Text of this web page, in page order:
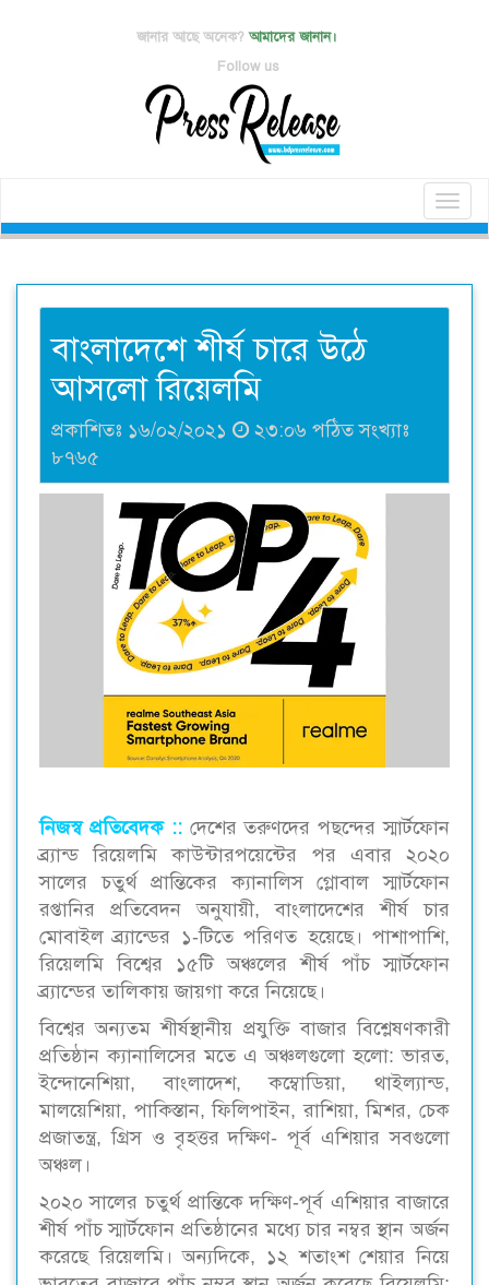
জানার আছে অনেক? আমাদের জানান।
Follow us
বাংলাদেশে শীর্ষ চারে উঠে
আসলো রিয়েলমি
প্রকাশিতঃ ১৬/০২/২০২১
২৩:০৬ পঠিত সংখ্যাঃ
৮৭৬৫
নিজস্ব প্রতিবেদক :: দেশের তরুণদের পছন্দের স্মার্টফোন
ব্র্যান্ড রিয়েলমি কাউন্টারপয়েন্টের পর এবার ২০২০
সালের চতুর্থ প্রান্তিকের ক্যানালিস গ্লোবাল স্মার্টফোন
রপ্তানির প্রতিবেদন অনুযায়ী, বাংলাদেশের শীর্ষ চার
মোবাইল ব্র্যান্ডের ১-টিতে পরিণত হয়েছে। পাশাপাশি,
রিয়েলমি বিশ্বের ১৫টি অঞ্চলের শীর্ষ পাঁচ স্মার্টফোন
ব্র্যান্ডের তালিকায় জায়গা করে নিয়েছে।
বিশ্বের অন্যতম শীর্ষস্থানীয় প্রযুক্তি বাজার বিশ্লেষণকারী
প্রতিষ্ঠান ক্যানালিসের মতে এ অঞ্চলগুলো হলো: ভারত,
ইন্দোনেশিয়া, বাংলাদেশ, কম্বোডিয়া, থাইল্যান্ড,
মালয়েশিয়া, পাকিস্তান, ফিলিপাইন, রাশিয়া, মিশর, চেক
প্রজাতন্ত্র, গ্রিস ও বৃহত্তর দক্ষিণ- পূর্ব এশিয়ার সবগুলো
অঞ্চল।
২০২০ সালের চতুর্থ প্রান্তিকে দক্ষিণ-পূর্ব এশিয়ার বাজারে
শীর্ষ পাঁচ স্মার্টফোন প্রতিষ্ঠানের মধ্যে চার নম্বর স্থান অর্জন
করেছে রিয়েলমি। অন্যদিকে, ১২ শতাংশ শেয়ার নিয়ে